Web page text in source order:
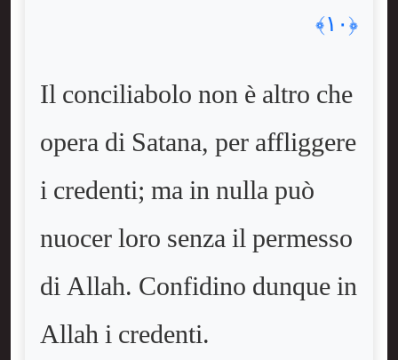
﴿١٠﴾
Il conciliabolo non è altro che
opera di Satana, per affliggere
i credenti; ma in nulla può
nuocer loro senza il permesso
di Allah. Confidino dunque in
Allah i credenti.